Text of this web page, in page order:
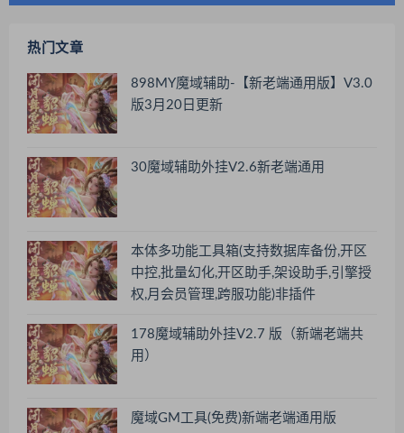
热门文章
898MY魔域辅助-【新老端通用版】V3.0
版3月20日更新
30魔域辅助外挂V2.6新老端通用
本体多功能工具箱(支持数据库备份,开区
中控,批量幻化,开区助手,架设助手,引擎授
权,月会员管理,跨服功能)非插件
178魔域辅助外挂V2.7 版（新端老端共
用）
魔域GM工具(免费)新端老端通用版